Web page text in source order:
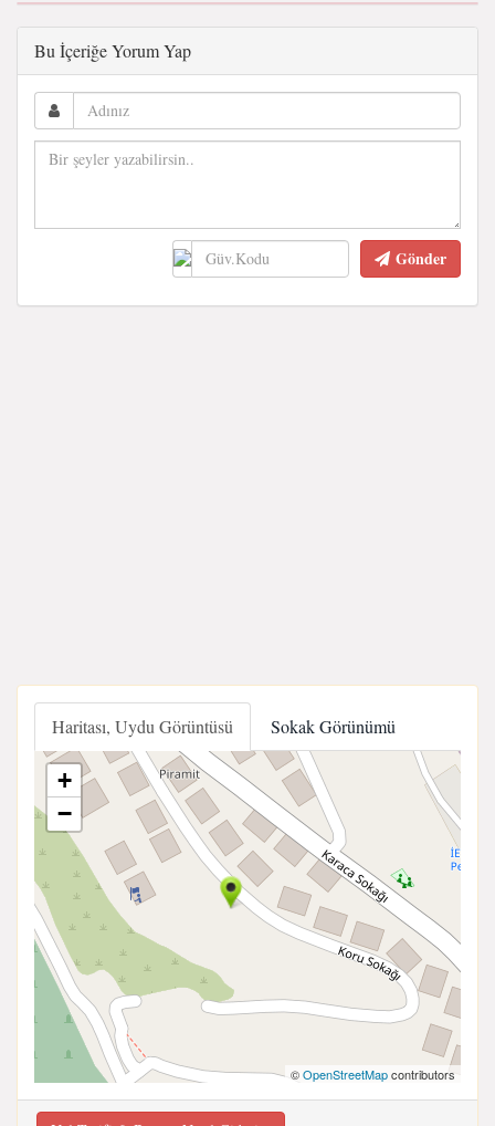
Bu İçeriğe Yorum Yap
Gönder
Haritası, Uydu Görüntüsü Sokak Görünümü
+
−
©OpenStreetMapcontributors